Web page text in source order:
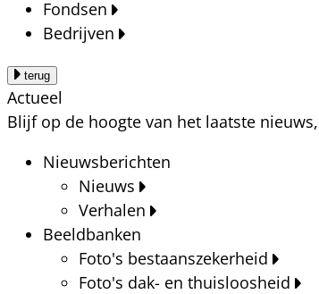
Fondsen
Bedrijven
terug
Actueel
Blijf op de hoogte van het laatste
Nieuwsberichten
Nieuws
Verhalen
Beeldbanken
Foto's bestaanszekerheid
Foto's dak- en thuisloosheid